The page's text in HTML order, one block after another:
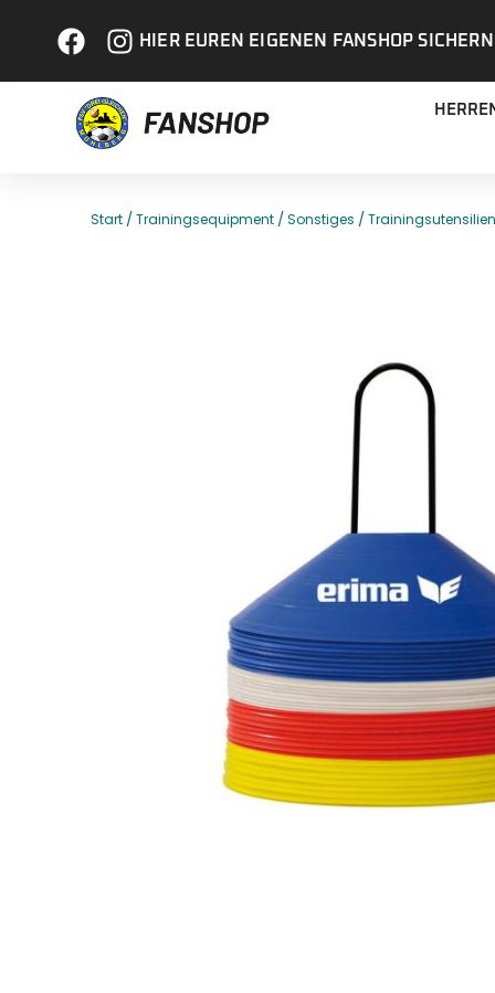
HIER EUREN EIGENEN FANSHOP
Start /Trainingsequipment /Sonstiges /Trainingsutensilien